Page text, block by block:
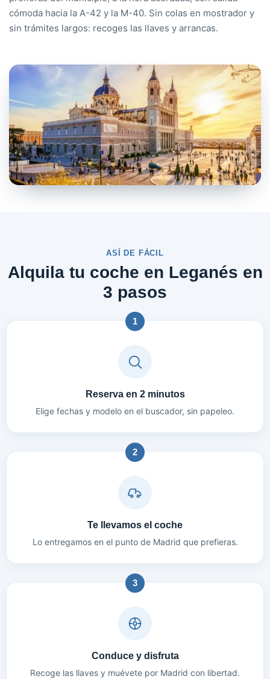
cómoda hacia la A-42 y la M-40. Sin colas en mostrador y
sin trámites largos: recoges las llaves y arrancas.
ASÍ DE FÁCIL
Alquila tu coche en Leganés en
3 pasos
1
Reserva en 2 minutos
Elige fechas y modelo en el buscador, sin papeleo.
2
Te llevamos el coche
Lo entregamos en el punto de Madrid que prefieras.
3
Conduce y disfruta
Recoge las llaves y muévete por Madrid con libertad.